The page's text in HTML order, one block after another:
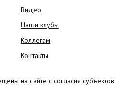
Видео
Наши клубы
Коллегам
Контакты
на сайте с согласия субъектов